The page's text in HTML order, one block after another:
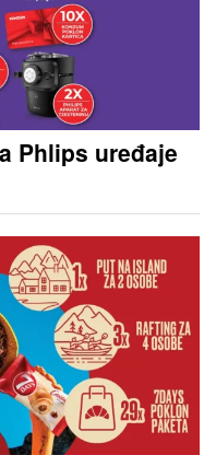
Phlips uređaje